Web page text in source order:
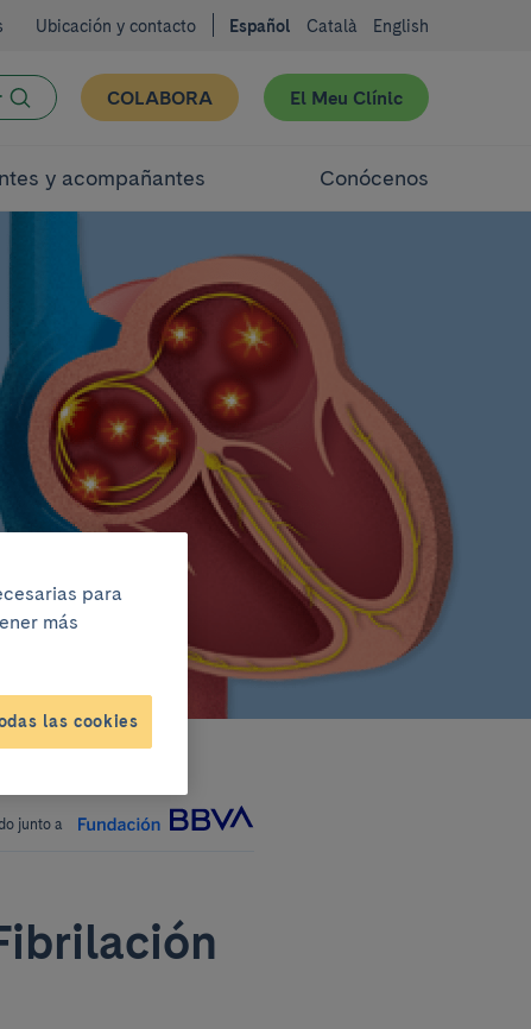
Ubicación y contacto Español Català English
COLABORA El Meu Clínic
y acompañantes Conócenos
junto a
para
más
las cookies